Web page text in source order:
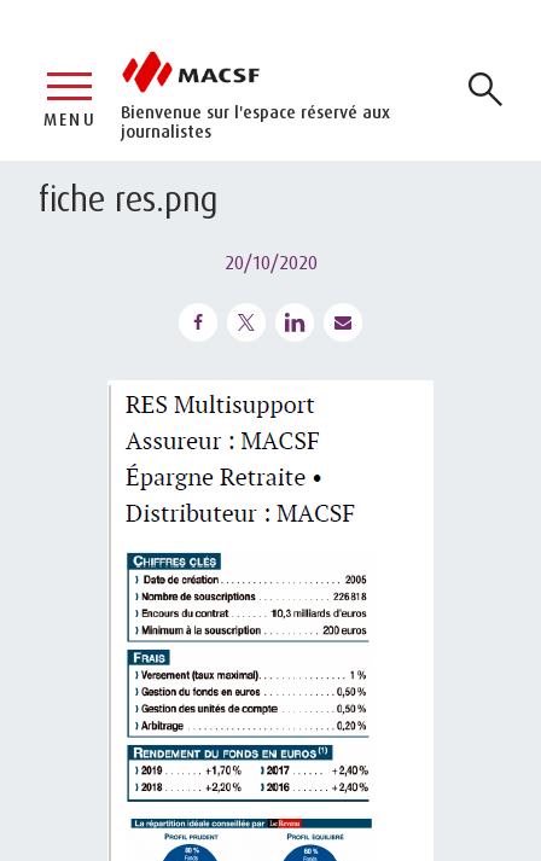
Bienvenue sur l'espace réservé aux
journalistes
MENU
fiche res.png
20/10/2020